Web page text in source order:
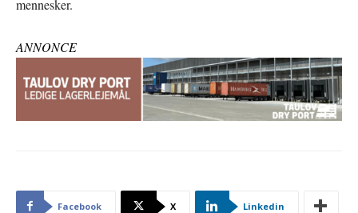
mennesker.
ANNONCE
Facebook X Linkedin